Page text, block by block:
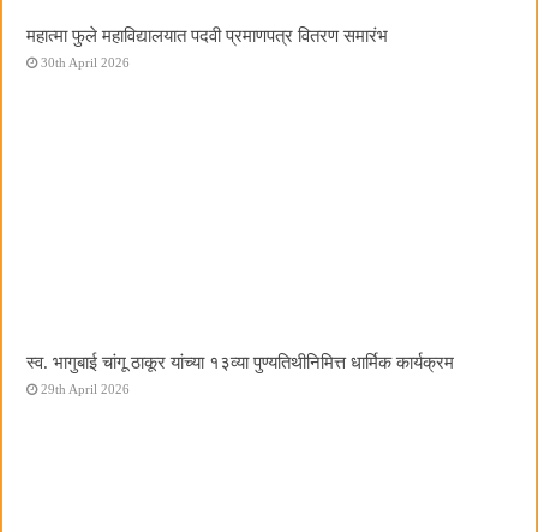
महात्मा फुले महाविद्यालयात पदवी प्रमाणपत्र वितरण समारंभ
30th April 2026
स्व. भागुबाई चांगू ठाकूर यांच्या १३व्या पुण्यतिथीनिमित्त धार्मिक कार्यक्रम
29th April 2026